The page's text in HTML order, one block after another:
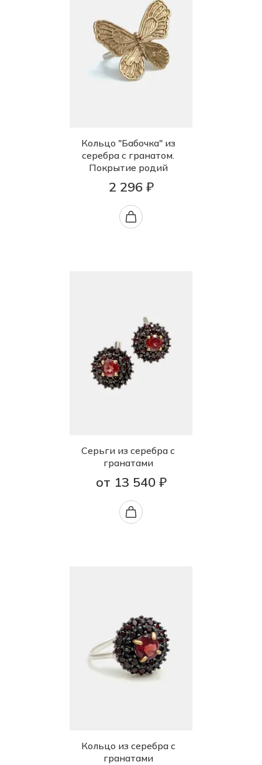
Кольцо "Бабочка" из
серебра с гранатом.
Покрытие родий
2 296 ₽
Серьги из серебра с
гранатами
от 13 540 ₽
Кольцо из серебра с
гранатами